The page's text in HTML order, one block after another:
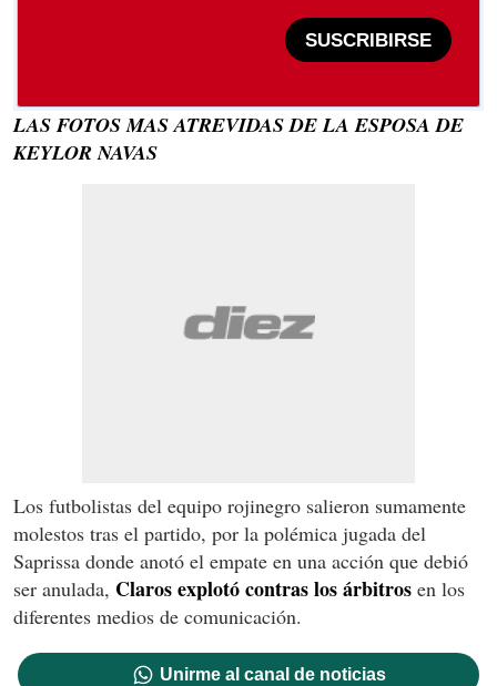
SUSCRIBIRSE
LAS FOTOS MAS ATREVIDAS DE LA ESPOSA DE
KEYLOR NAVAS
Los futbolistas del equipo rojinegro salieron sumamente
molestos tras el partido, por la polémica jugada del
Saprissa donde anotó el empate en una acción que debió
ser anulada, Claros explotó contras los árbitros en los
diferentes medios de comunicación.
Unirme al canal de noticias